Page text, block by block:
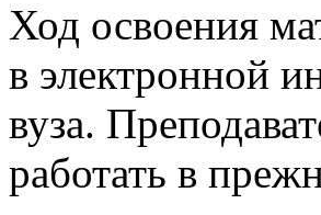
Ход освоения
в электронной
вуза.
работать в